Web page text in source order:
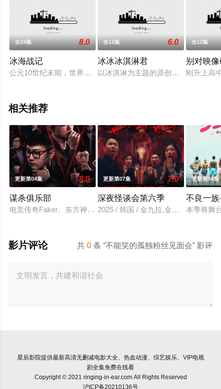
全24集 8.0
冰海战记
公元10世纪末期，世界各地出现了只做战争掠夺的最强民族·维
全12集 6.0
冰冰冰淇淋君
以冰淇淋为主题的原创动画《冰冰
全12集
别对映
刚升上高
相关推荐
更新第04集 8.0
谋杀俱乐部
电竞传奇Faker、东方神起的最强昌珉、TXT的杋圭等神级阵容
更新第07集 7.0
深夜怪谈会第六季
2025 / 韩国 / 金九拉,金淑,金浩英
更新第04集
不良一
本季将舞
共0 条 “不能笑的孤独粉丝见面会” 影评
影片评论
星辰影院提供最新高清无删减电影大全、热血动漫、综艺娱乐、VIP电视
剧全集免费在线看
Copyright © 2021 ringing-in-ear.com All Rights Reserved
沪ICP备20210136号